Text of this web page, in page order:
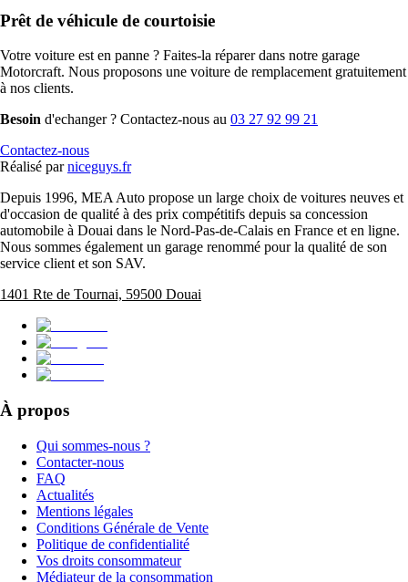
Prêt de véhicule de courtoisie
Votre voiture est en panne ? Faites-la réparer dans notre garage
Motorcraft. Nous proposons une voiture de remplacement gratuitement
à nos clients.
Besoin d'echanger ? Contactez-nous au 03 27 92 99 21
Contactez-nous
Réalisé par niceguys.fr
Depuis 1996, MEA Auto propose un large choix de voitures neuves et
d'occasion de qualité à des prix compétitifs depuis sa concession
automobile à Douai dans le Nord-Pas-de-Calais en France et en ligne.
Nous sommes également un garage renommé pour la qualité de son
service client et son SAV.
1401 Rte de Tournai, 59500 Douai
À propos
Qui sommes-nous ?
Contacter-nous
FAQ
Actualités
Mentions légales
Conditions Générale de Vente
Politique de confidentialité
Vos droits consommateur
Médiateur de la consommation